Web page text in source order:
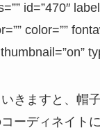
id=”470″
color=””
きますと、帽
ーディネイト